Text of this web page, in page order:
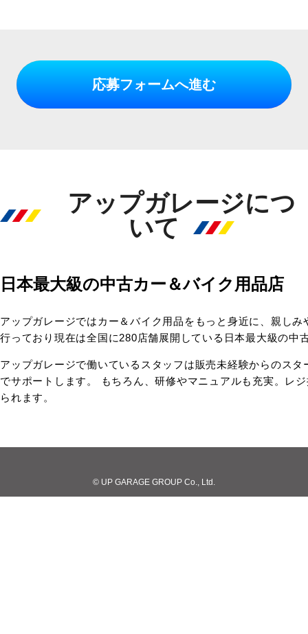
応募フォームへ進む
アップガレージにつ
いて
日本最大級の中古カー＆バイク用品店
アップガレージではカー＆バイク用品をもっと身近に、親し
行っており現在は全国に280店舗展開している日本最大級の中
アップガレージで働いているスタッフは販売未経験からのス
でサポートします。 もちろん、研修やマニュアルも充実。レ
られます。
© UP GARAGE GROUP Co., Ltd.